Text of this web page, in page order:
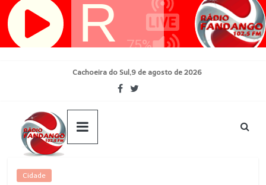
Pular
para
Cachoeira do Sul,9 de agosto de 2026
Cidade